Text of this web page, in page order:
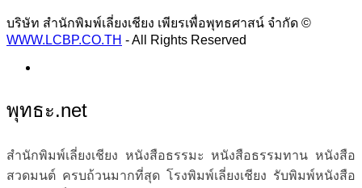
บริษัท สำนักพิมพ์เลี่ยงเชียง เพียรเพื่อพุทธศาสน์ จำกัด ©
WWW.LCBP.CO.TH - All Rights Reserved
พุทธะ.net
สำนักพิมพ์เลี่ยงเชียง หนังสือธรรมะ หนังสือธรรมทาน หนังสือ
สวดมนต์ ครบถ้วนมากที่สุด โรงพิมพ์เลี่ยงเชียง รับพิมพ์หนังสือ